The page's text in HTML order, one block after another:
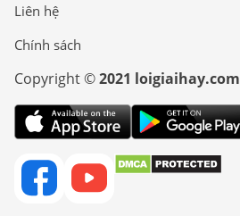
Liên hệ
Chính sách
Copyright ©2021 loigiaihay.com